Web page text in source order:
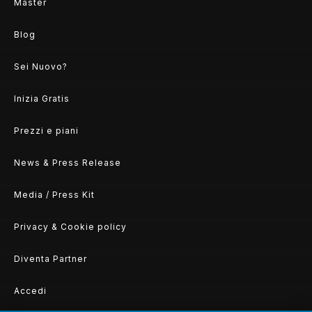
Master
Blog
Sei Nuovo?
Inizia Gratis
Prezzi e piani
News & Press Release
Media / Press Kit
Privacy & Cookie policy
Diventa Partner
Accedi